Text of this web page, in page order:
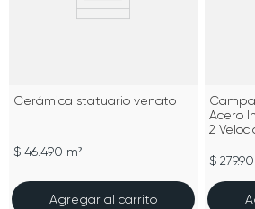
Cerámica statuario venato
$ 46.490 m²
Agregar al carrito
Acero
2
$